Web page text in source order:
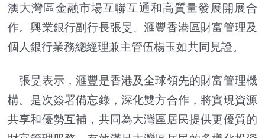
澳大灣區金融市場互聯互通和高質量發展開展合
作。興業銀行副行長張旻、滙豐香港區財富管理及
個人銀行業務總經理兼主管伍楊玉如共同見證。
張旻表示，滙豐是香港及全球領先的財富管理機
構。是次簽署備忘錄，深化雙方合作，將實現資源
共享和優勢互補，共同為大灣區居民提供更優質的